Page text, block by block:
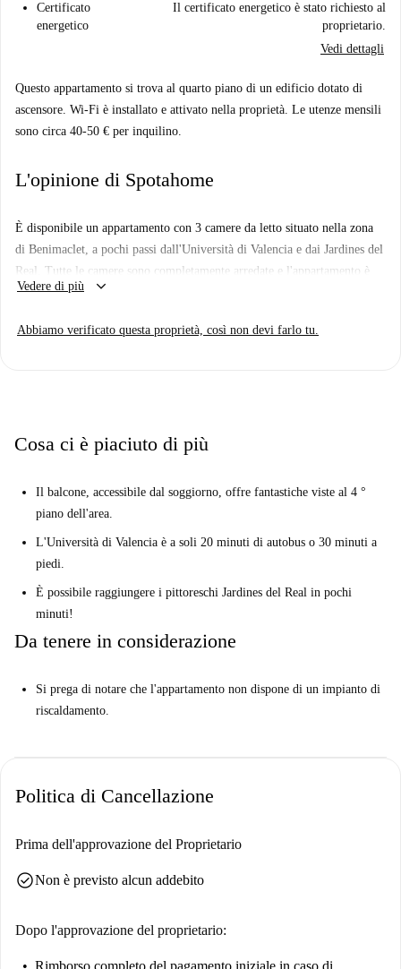
Certificato
energetico
Il certificato energetico è stato richiesto al
proprietario.
Vedi dettagli
Questo appartamento si trova al quarto piano di un edificio dotato di
ascensore. Wi-Fi è installato e attivato nella proprietà. Le utenze mensili
sono circa 40-50 € per inquilino.
L'opinione di Spotahome
È disponibile un appartamento con 3 camere da letto situato nella zona
di Benimaclet, a pochi passi dall'Università di Valencia e dai Jardines del
Real. Tutte le camere sono completamente arredate e l'appartamento è
dotato di un fantastico balcone, accessibile dal luminoso soggiorno. Con
distanza, sarai ben collegato con il centro città e con la spiaggia assolata,
Vedere di più keyboard_arrow_down
Abbiamo verificato questa proprietà, così non devi farlo tu.
Cosa ci è piaciuto di più
Il balcone, accessibile dal soggiorno, offre fantastiche viste al 4 °
piano dell'area.
L'Università di Valencia è a soli 20 minuti di autobus o 30 minuti a
piedi.
È possibile raggiungere i pittoreschi Jardines del Real in pochi
minuti!
Da tenere in considerazione
Si prega di notare che l'appartamento non dispone di un impianto di
riscaldamento.
Politica di Cancellazione
Prima dell'approvazione del Proprietario
check_circleNon è previsto alcun addebito
Dopo l'approvazione del proprietario:
Rimborso completo del pagamento iniziale in caso di